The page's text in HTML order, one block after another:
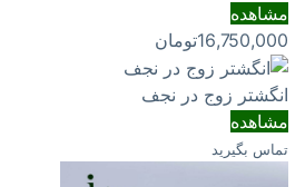
مشاهده
16,750,000تومان
انگشتر زوج در نجف
مشاهده
تماس بگیرید